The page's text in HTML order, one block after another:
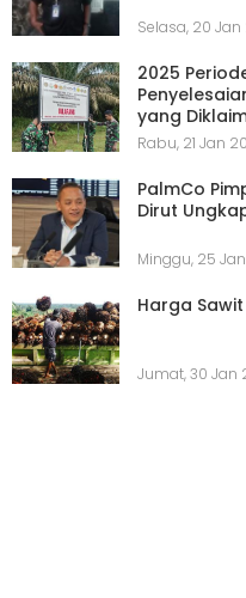
Selasa, 20 Jan
2025
yang
Rabu, 21 Jan
PalmCo
Dirut
Minggu, 25
Harga
Jumat, 30 Jan